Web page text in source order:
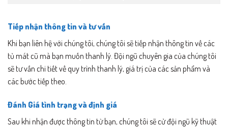
Tiếp nhận thông tin và tư vấn
Khi bạn liên hệ với chúng tôi, chúng tôi sẽ tiếp nhận thông tin về các
tủ mát cũ mà bạn muốn thanh lý. Đội ngũ chuyên gia của chúng tôi
sẽ tư vấn chi tiết về quy trình thanh lý, giá trị của các sản phẩm và
các bước tiếp theo.
Đánh Giá tình trạng và định giá
Sau khi nhận được thông tin từ bạn, chúng tôi sẽ cử đội ngũ kỹ thuật